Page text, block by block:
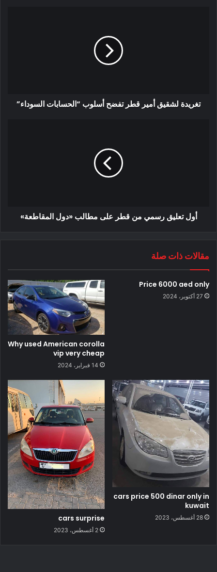
تغريدة لشقيق أمير قطر تفضح أسلوب “الحسابات السوداء”
أول تعليق رسمي من قطر على مطالب «دول المقاطعة»
مقالات ذات صلة
Price 6000 aed only
27 أكتوبر، 2024
Why used American corolla
vip very cheap
14 فبراير، 2024
cars price 500 dinar only in
kuwait
28 أغسطس، 2023 cars surprise
2 أغسطس، 2023